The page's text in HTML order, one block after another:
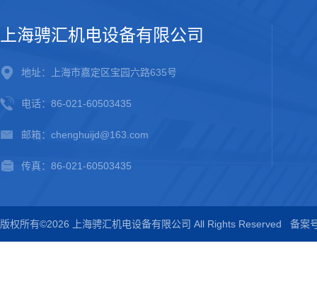
上海骋汇机电设备有限公司
地址：上海市嘉定区宝园六路635号
电话：86-021-60503435
邮箱：chenghuijd@163.com
传真：86-021-60503435
版权所有©2026 上海骋汇机电设备有限公司 All Rights Reserved 备案